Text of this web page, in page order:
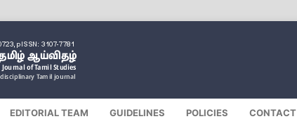
EDITORIAL TEAM GUIDELINES POLICIES CONTACT